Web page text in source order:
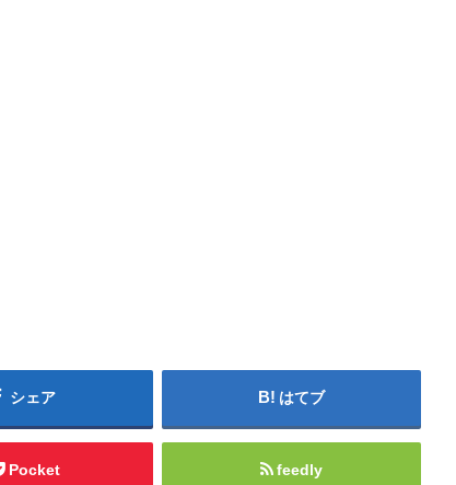
シェア はてブ
Pocket feedly